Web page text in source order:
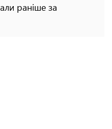
раніше за